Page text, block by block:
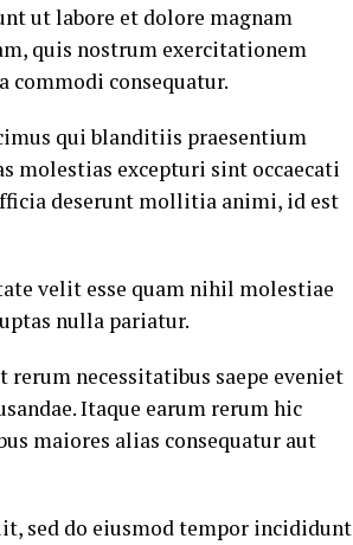
ut labore et dolore magnam
quis nostrum exercitationem
commodi consequatur.
qui blanditiis praesentium
molestias excepturi sint occaecati
deserunt mollitia animi, id est
velit esse quam nihil molestiae
nulla pariatur.
necessitatibus saepe eveniet
Itaque earum rerum hic
maiores alias consequatur aut
sed do eiusmod tempor incididunt